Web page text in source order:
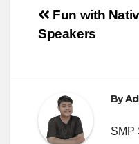
Post
navigation
Fun with
Speakers
By
SMP